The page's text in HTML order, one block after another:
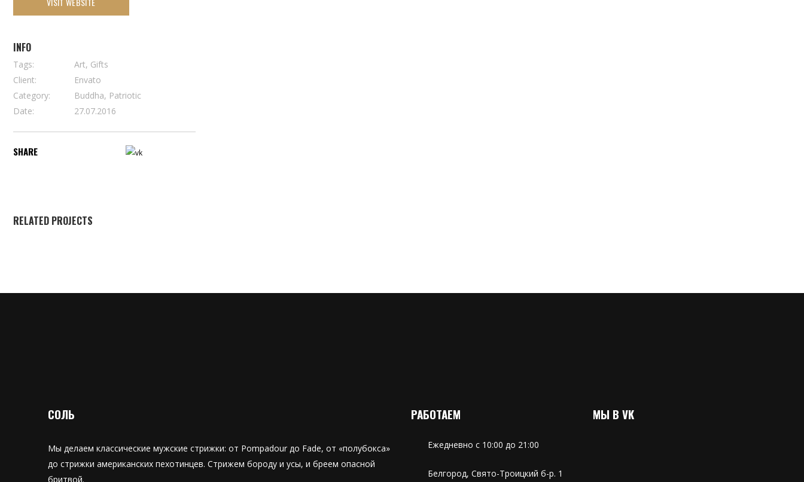
INFO
Tags:
Art, Gifts
Client:
Envato
Category:
Buddha, Patriotic
Date:
27.07.2016
SHARE
RELATED PROJECTS
СОЛЬ
Мы делаем классические мужские стрижки: от Pompadour до Fade, от «полубокса»
до стрижки американских пехотинцев. Стрижем бороду и усы, и бреем опасной
бритвой.
РАБОТАЕМ
Ежедневно с 10:00 до 21:00
Белгород, Свято-Троицкий б-р. 1
МЫ В VK